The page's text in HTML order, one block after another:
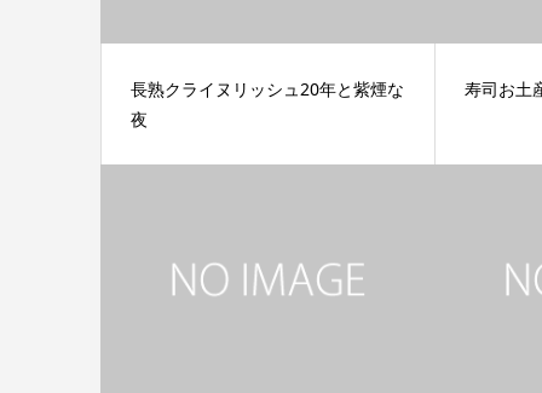
長熟クライヌリッシュ20年と紫煙な
夜
寿司お土